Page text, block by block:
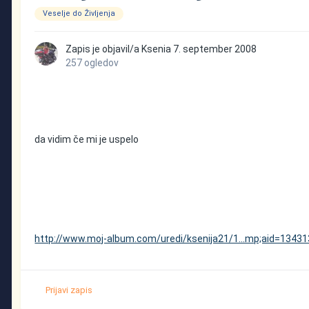
Veselje do Življenja
Zapis je objavil/a Ksenia 7. september 2008
257 ogledov
da vidim če mi je uspelo
http://www.moj-album.com/uredi/ksenija21/
Prijavi zapis